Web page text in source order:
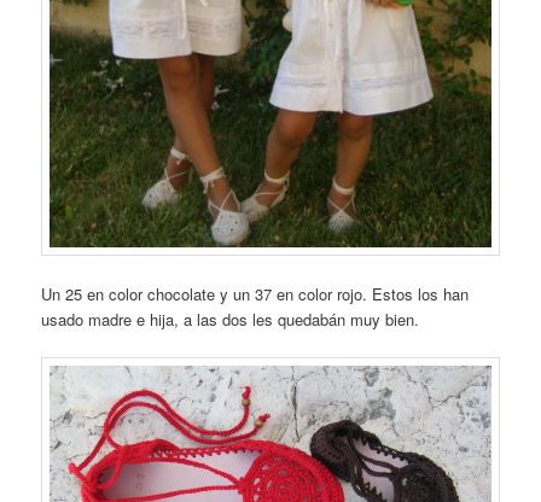
Un 25 en color chocolate y un 37 en color rojo. Estos los han
usado madre e hija, a las dos les quedabán muy bien.